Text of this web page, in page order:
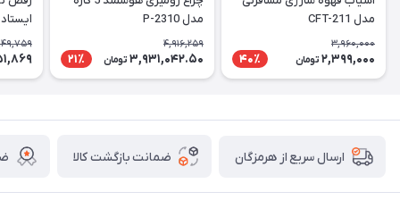
مدل CFT-211
3,960,000
2,399,000 تومان 40٪
مدل P-2310
4,916,259
3,931,042.50 تومان 21٪
ارسال سریع از هرمزگان ضمانت بازگشت کالا